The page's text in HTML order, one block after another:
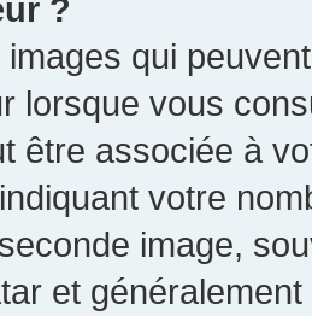
?
images qui
lorsque vous
être associée à
votre
image,
et